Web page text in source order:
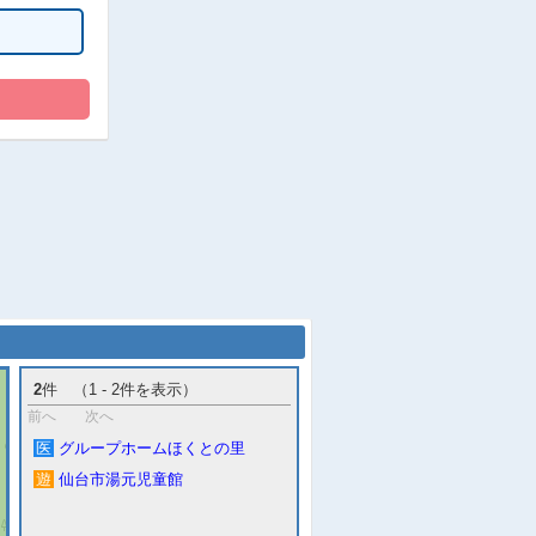
2件 （1 - 2件を表示）
前へ 次へ
医 グループホームほくとの里
遊 仙台市湯元児童館